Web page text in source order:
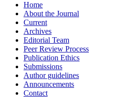
Home
About the Journal
Current
Archives
Editorial Team
Peer Review Process
Publication Ethics
Submissions
Author guidelines
Announcements
Contact